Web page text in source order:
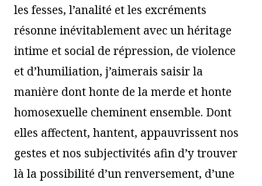
les fesses, l’analité et les excréments
résonne inévitablement avec un héritage
intime et social de répression, de violence
et d’humiliation, j’aimerais saisir la
manière dont honte de la merde et honte
homosexuelle cheminent ensemble. Dont
elles affectent, hantent, appauvrissent nos
gestes et nos subjectivités afin d’y trouver
là la possibilité d’un renversement, d’une